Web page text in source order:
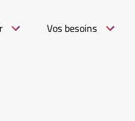
Vos besoins